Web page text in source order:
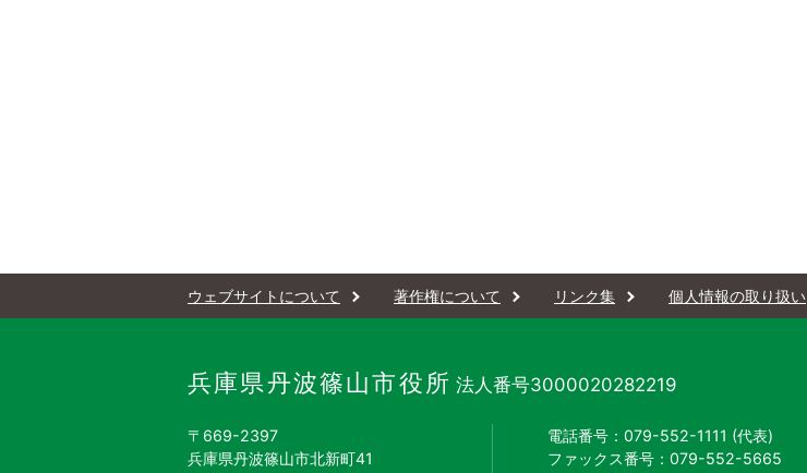
ウェブサイトについて 著作権について リンク集 個人情報の取り扱い
兵庫県丹波篠山市役所 法人番号3000020282219
〒669-2397
兵庫県丹波篠山市北新町41
電話番号：079-552-1111 (代表)
ファックス番号：079-552-5665